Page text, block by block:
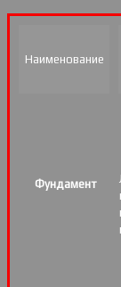
Наименование
Фундамент